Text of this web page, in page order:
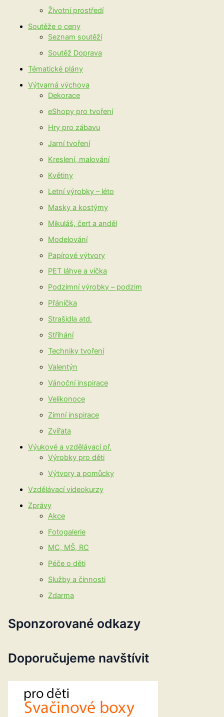
Životní prostředí
Soutěže o ceny
Seznam soutěží
Soutěž Doprava
Tématické plány
Výtvarná výchova
Dekorace
eShopy pro tvoření
Hry pro zábavu
Jarní tvoření
Kreslení, malování
Květiny
Letní výrobky – léto
Masky a kostýmy
Mikuláš, čert a anděl
Modelování
Papírové výtvory
PET láhve a víčka
Podzimní výrobky – podzim
Přáníčka
Strašidla atd.
Stříhání
Techniky tvoření
Valentýn
Vánoční inspirace
Velikonoce
Zimní inspirace
Zvířata
Výukové a vzdělávací př.
Výrobky pro děti
Výtvory a pomůcky
Vzdělávací videokurzy
Zprávy
Akce
Fotogalerie
MC, MŠ, RC
Péče o děti
Služby a činnosti
Zdarma
Sponzorované odkazy
Doporučujeme navštívit